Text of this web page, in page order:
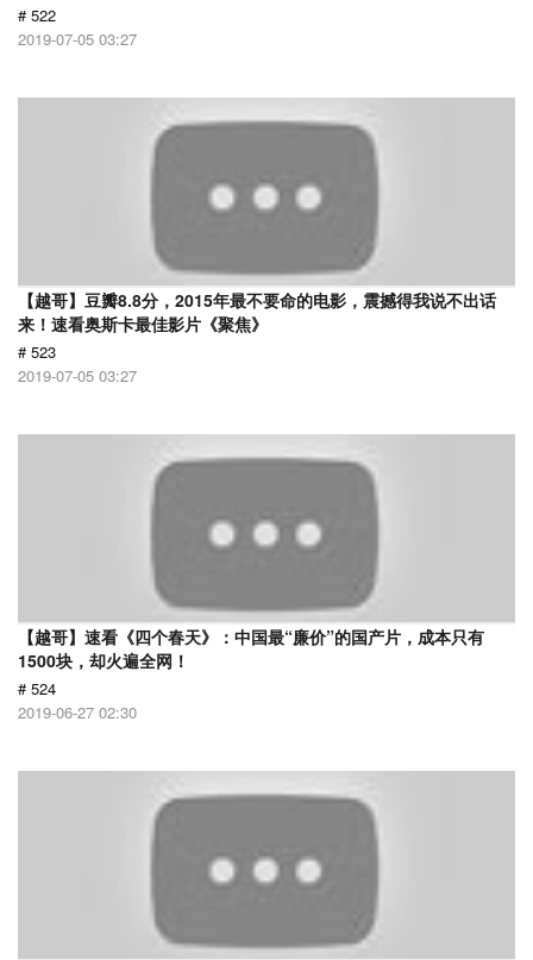
# 522
2019-07-05 03:27
【越哥】豆瓣8.8分，2015年最不要命的电影，震撼得我说不出话
来！速看奥斯卡最佳影片《聚焦》
# 523
2019-07-05 03:27
【越哥】速看《四个春天》：中国最“廉价”的国产片，成本只有
1500块，却火遍全网！
# 524
2019-06-27 02:30